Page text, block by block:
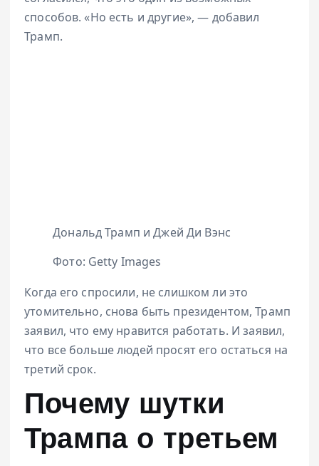
способов. «Но есть и другие», — добавил
Трамп.
Дональд Трамп и Джей Ди Вэнс
Фото: Getty Images
Когда его спросили, не слишком ли это
утомительно, снова быть президентом, Трамп
заявил, что ему нравится работать. И заявил,
что все больше людей просят его остаться на
третий срок.
Почему шутки
Трампа о третьем